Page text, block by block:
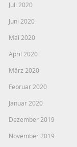
Juli 2020
Juni 2020
Mai 2020
April 2020
März 2020
Februar 2020
Januar 2020
Dezember 2019
November 2019